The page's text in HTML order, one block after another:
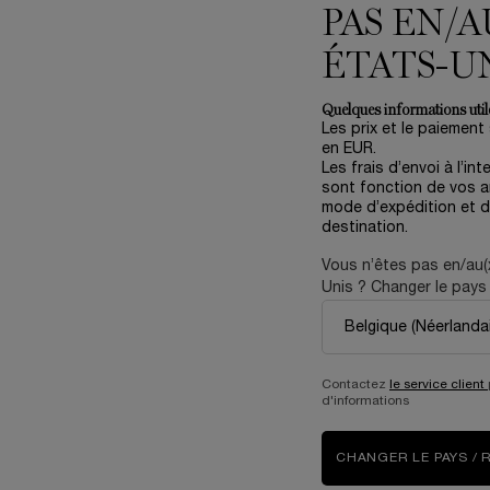
COFFRET SOIN RÉNERGIE
TRIPLE SERUM 50ML
One size only
Ancien prix
151,00 € Nouveau
90,60 €
PAS EN/
ÉTATS-
Quelques informations
Les prix et le
en EUR.
Les frais d’envoi à
sont fonction de vos
mode d’expédition et
destination.
Vous n’êtes pas en/
Unis ? Changer le
Contactez le service client
d'informations
CHANGER LE PAYS /